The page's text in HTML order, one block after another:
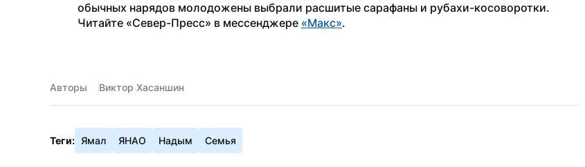
обычных нарядов молодожены выбрали расшитые сарафаны и рубахи-косоворотки.
Читайте «Север-Пресс» в мессенджере «Макс».
Авторы Виктор Хасаншин
Теги: Ямал ЯНАО Надым Семья